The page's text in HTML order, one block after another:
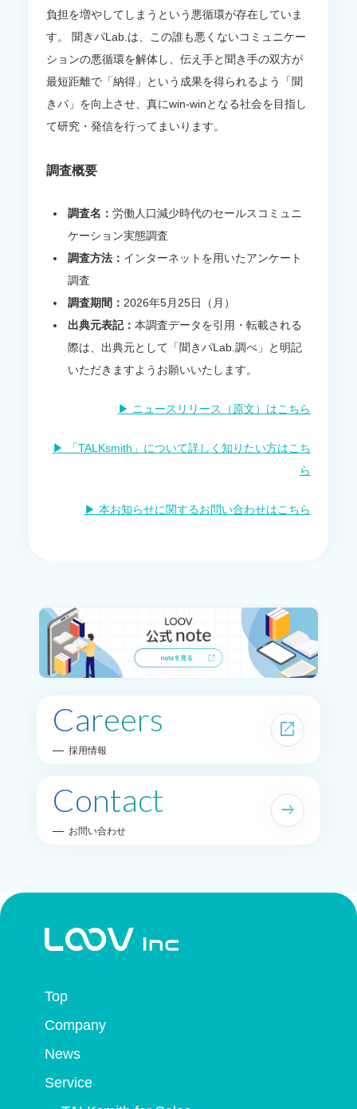
負担を増やしてしまうという悪循環が存在していま
す。 聞きパLab.は、この誰も悪くないコミュニケー
ションの悪循環を解体し、伝え手と聞き手の双方が
最短距離で「納得」という成果を得られるよう「聞
きパ」を向上させ、真にwin-winとなる社会を目指し
て研究・発信を行ってまいります。
調査概要
調査名：労働人口減少時代のセールスコミュニ
ケーション実態調査
調査方法： インターネットを用いたアンケート
調査
調査期間： 2026年5月25日（月）
出典元表記：本調査データを引用・転載される
際は、出典元として「聞きパLab.調べ」と明記
いただきますようお願いいたします。
▶︎ ニュースリリース（原文）はこちら
▶︎ 「TALKsmith」について詳しく知りたい方はこち
ら
▶︎ 本お知らせに関するお問い合わせはこちら
Careers
採用情報
open_in_new
Contact
お問い合わせ
arrow_right_alt
Top
Company
News
Service